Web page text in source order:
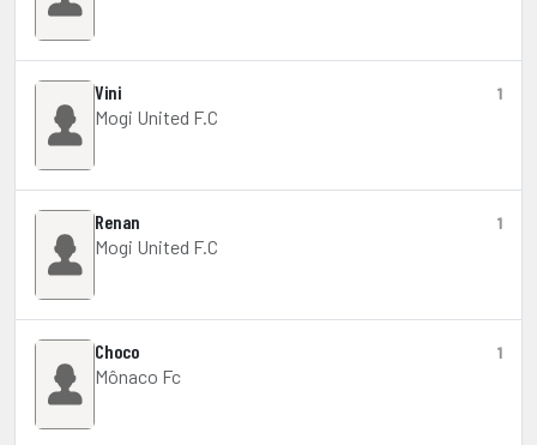
Vini
Mogi United F.C
1
Renan
Mogi United F.C
1
Choco
Mônaco Fc
1